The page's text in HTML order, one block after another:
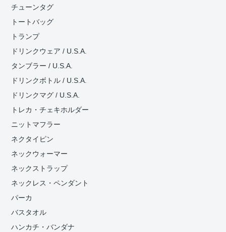
チューンタグ
トートバッグ
トランプ
ドリンクウェア / U.S.A.
タンブラー / U.S.A.
ドリンクボトル / U.S.A.
ドリンクマグ / U.S.A.
トレカ・チェキホルダー
ニットマフラー
ネクタイピン
ネックウォーマー
ネックストラップ
ネックレス・ペンダント
パーカ
バスタオル
ハンカチ・バンダナ